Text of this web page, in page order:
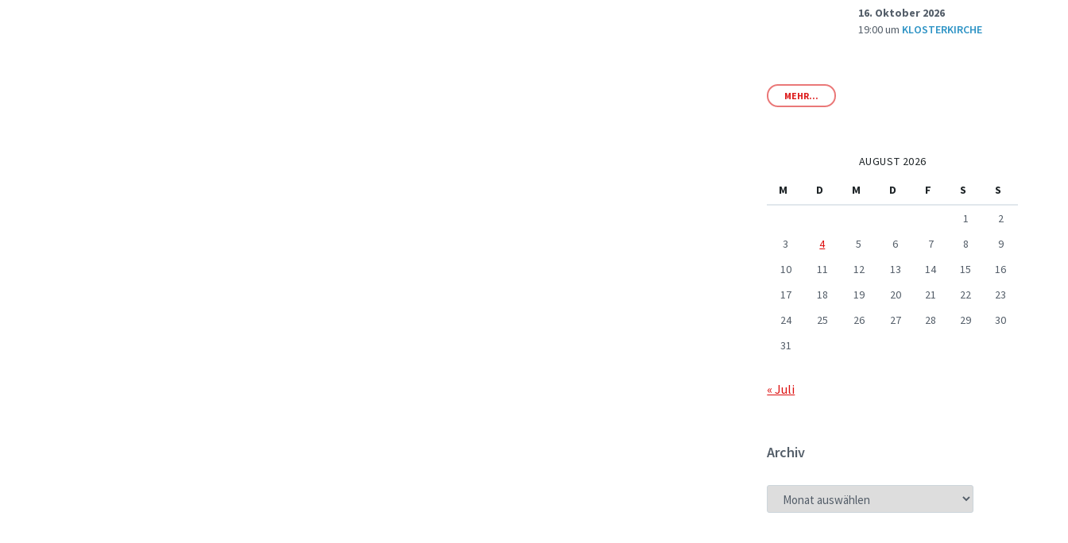
16. Oktober 2026
19:00um KLOSTERKIRCHE
MEHR...
AUGUST 2026
M
D M D F S
S
1
2
3
4 5 6 7 8
9
10
11 12 13 14 15
16
17
18 19 20 21 22
23
24
25 26 27 28 29
30
31
« Juli
Archiv
ARCHIV